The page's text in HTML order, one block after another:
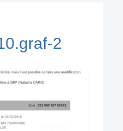
2